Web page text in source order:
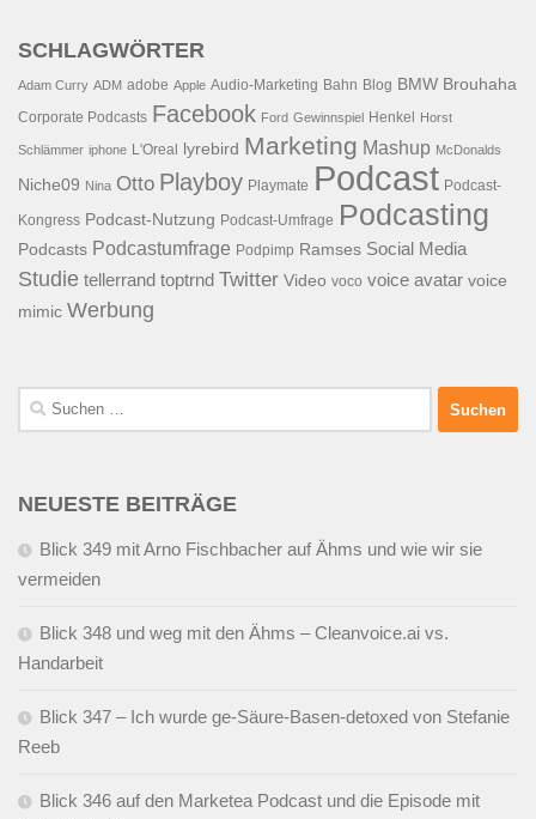
SCHLAGWÖRTER
Adam Curry ADM adobe Apple Audio-Marketing Bahn Blog BMW Brouhaha
Corporate Podcasts Facebook Ford Gewinnspiel Henkel Horst
Schlämmer iphone L'Oreal lyrebird Marketing Mashup McDonalds
Niche09 Nina Otto Playboy Playmate Podcast Podcast-
Kongress Podcast-Nutzung Podcast-Umfrage Podcasting
Podcasts Podcastumfrage Podpimp Ramses Social Media
Studie tellerrand toptrnd Twitter Video voco voice avatar voice
mimic Werbung
Suchen
nach:
NEUESTE BEITRÄGE
Blick 349 mit Arno Fischbacher auf Ähms und wie wir sie
vermeiden
Blick 348 und weg mit den Ähms – Cleanvoice.ai vs.
Handarbeit
Blick 347 – Ich wurde ge-Säure-Basen-detoxed von Stefanie
Reeb
Blick 346 auf den Marketea Podcast und die Episode mit